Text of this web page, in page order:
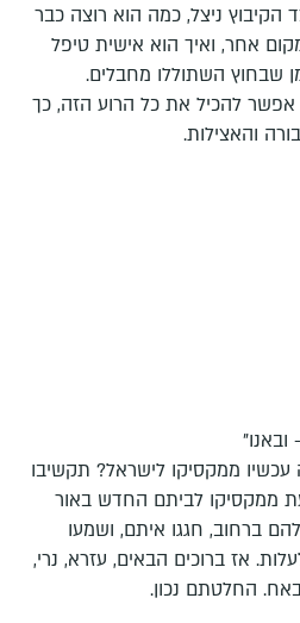
ניצל, כמה הוא רוצה כבר
אחר, ואיך הוא אישית טיפל
שבחוץ השתוללו מחבלים.
אפשר להכיל את כל הרוע הזה, כך
והאצילות.
ממקסיקו לישראל? תקשיבו
ממקסיקו לביתם החדש באור
ברחוב, חגגו איתם, ושמעו
אז ברוכים הבאים, עזרא, נרי,
החלטתם נכון.